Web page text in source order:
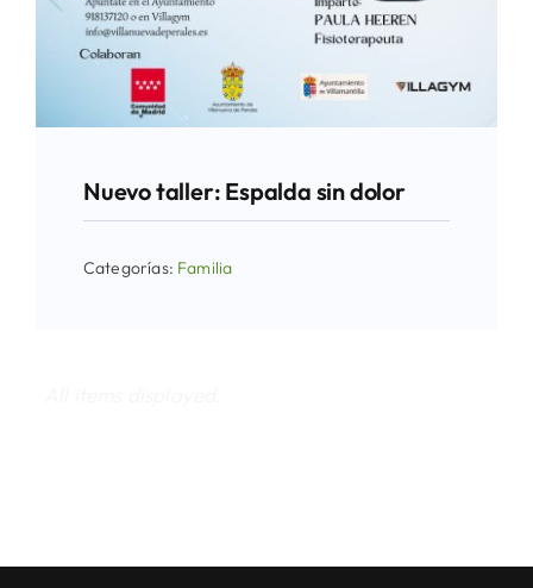
Nuevo taller: Espalda sin dolor
Categorías: Familia